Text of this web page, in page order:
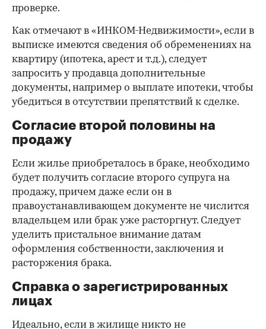
проверке.
Как отмечают в «ИНКОМ-Недвижимости», если в
выписке имеются сведения об обременениях на
квартиру (ипотека, арест и т.д.), следует
запросить у продавца дополнительные
документы, например о выплате ипотеки, чтобы
убедиться в отсутствии препятствий к сделке.
Согласие второй половины на
продажу
Если жилье приобреталось в браке, необходимо
будет получить согласие второго супруга на
продажу, причем даже если он в
правоустанавливающем документе не числится
владельцем или брак уже расторгнут. Следует
уделить пристальное внимание датам
оформления собственности, заключения и
расторжения брака.
Справка о зарегистрированных
лицах
Идеально, если в жилище никто не